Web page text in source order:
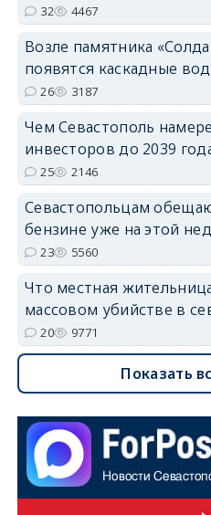
32 4467
Возле памятника
появятся каскадные
26 3187
Чем Севастополь
инвесторов до 2039
25 2146
Севастопольцам
бензине уже на этой
23 5560
Что местная
массовом убийстве в
20 9771
Показать